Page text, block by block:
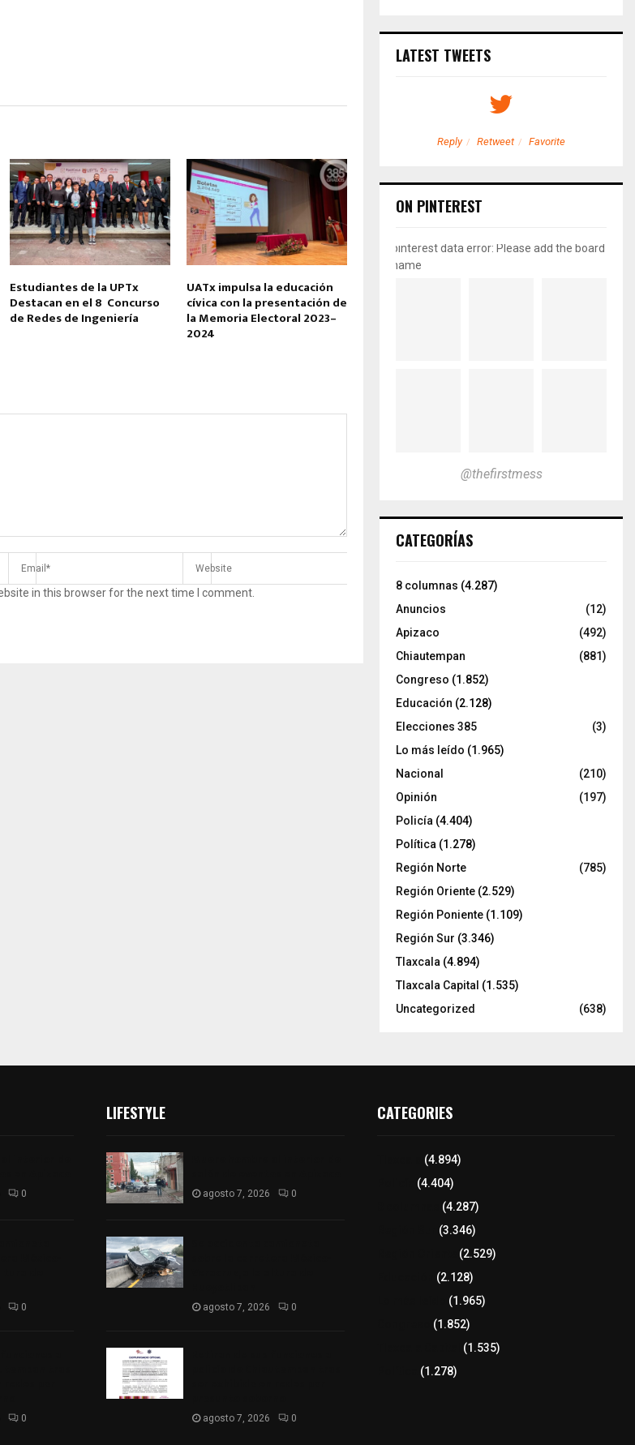
Estudiantes de la UPTx
Destacan en el 8º Concurso
de Redes de Ingeniería
UATx impulsa la educación
cívica con la presentación de
la Memoria Electoral 2023–
2024
in this browser for the next time I comment.
LATEST TWEETS
Reply Retweet Favorite
ON PINTEREST
pinterest data error: Please add the board
name
@thefirstmess
CATEGORÍAS
8 columnas (4.287)
Anuncios
(12)
Apizaco
(492)
Chiautempan
(881)
Congreso (1.852)
Educación (2.128)
Elecciones 385
(3)
Lo más leído (1.965)
Nacional
(210)
Opinión
(197)
Policía (4.404)
Política (1.278)
Región Norte
(785)
Región Oriente (2.529)
Región Poniente (1.109)
Región Sur (3.346)
Tlaxcala (4.894)
Tlaxcala Capital (1.535)
Uncategorized
(638)
0
0
0
LIFESTYLE
agosto 7, 2026 0
agosto 7, 2026 0
agosto 7, 2026 0
CATEGORIES
(4.894)
(4.404)
(4.287)
(3.346)
(2.529)
(2.128)
(1.965)
(1.852)
(1.535)
(1.278)